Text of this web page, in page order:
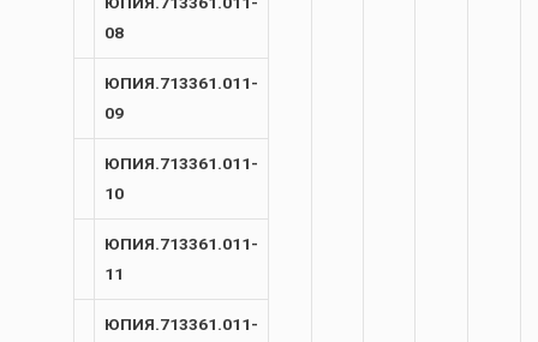
08
ЮПИЯ.713361.011-
09
ЮПИЯ.713361.011-
10
ЮПИЯ.713361.011-
11
ЮПИЯ.713361.011-